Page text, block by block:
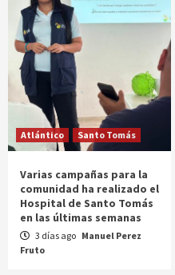
Atlántico Santo Tomás
Varias campañas para la
comunidad ha realizado el
Hospital de Santo Tomás
en las últimas semanas
3 días ago Manuel Perez
Fruto